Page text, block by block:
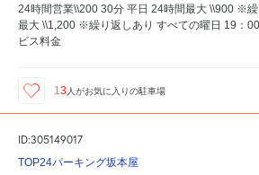
24時間営業\\200 30分 平日 24時間最大 \\900 ※
最大 \\1,200 ※繰り返しあり すべての曜日 19：
ビス料金
13人がお気に入りの駐車場
ID:305149017
TOP24パーキング坂本屋